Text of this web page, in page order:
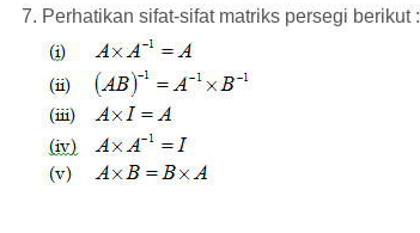
7. Perhatikan sifat-sifat matriks persegi berikut :